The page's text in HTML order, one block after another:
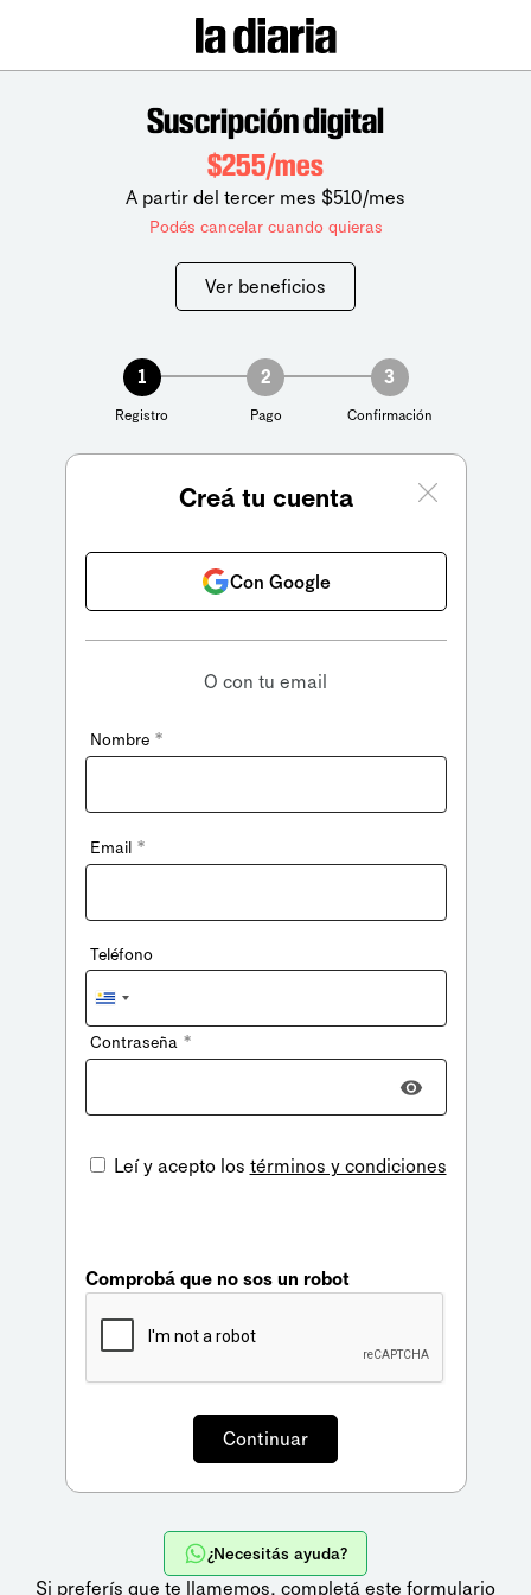
Suscripción digital
$255/mes
A partir del tercer mes $510/mes
Podés cancelar cuando quieras
Ver beneficios
1
Registro
2
Pago
3
Confirmación
Creá tu cuenta
Con Google
O con tu email
Nombre *
Email *
Teléfono
Uruguay
+598
Contraseña *
Leí y acepto los términos y condiciones
Comprobá que no sos un robot
¿Necesitás ayuda?
Si preferís que te llamemos, completá este formulario